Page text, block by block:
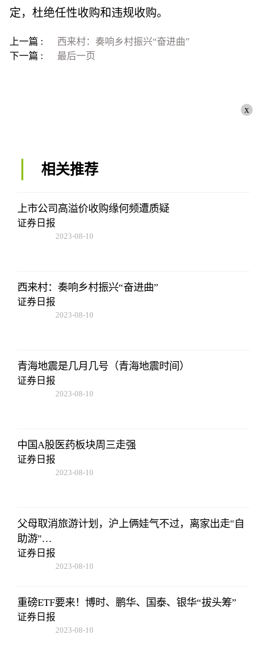
定，杜绝任性收购和违规收购。
上一篇 :
西来村：奏响乡村振兴“奋进曲”
下一篇 :
最后一页
x
相关推荐
上市公司高溢价收购缘何频遭质疑
证券日报
2023-08-10
西来村：奏响乡村振兴“奋进曲”
证券日报
2023-08-10
青海地震是几月几号（青海地震时间）
证券日报
2023-08-10
中国A股医药板块周三走强
证券日报
2023-08-10
父母取消旅游计划，沪上俩娃气不过，离家出走"自
助游"…
证券日报
2023-08-10
重磅ETF要来！博时、鹏华、国泰、银华“拔头筹”
证券日报
2023-08-10